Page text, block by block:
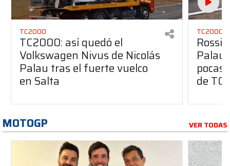
TC2000
TC2000: así quedó el
Volkswagen Nivus de Nicolás
Palau tras el fuerte vuelco
en Salta
TC2000
Rossi
Palau
pocas
de
MOTOGP VER TODAS